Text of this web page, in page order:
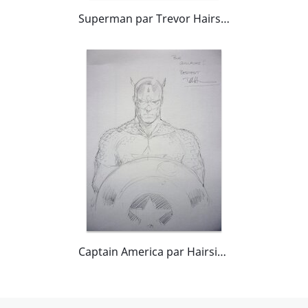
Superman par Trevor Hairsine
Captain America par Hairsine